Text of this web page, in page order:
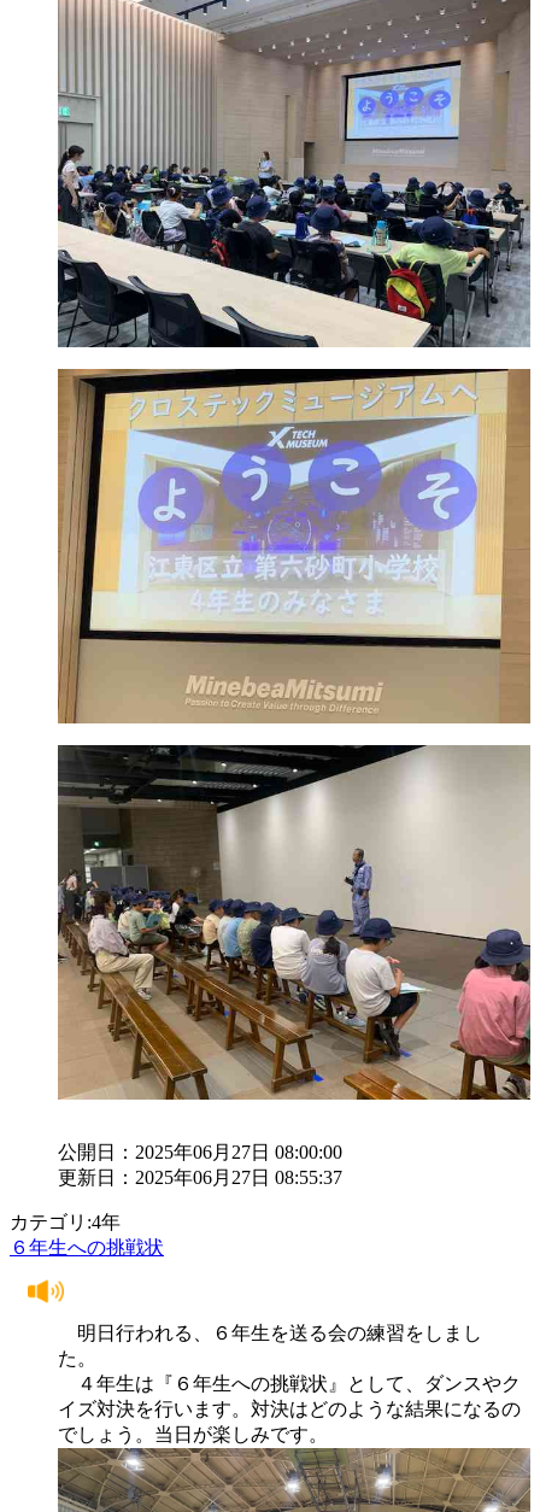
公開日：2025年06月27日 08:00:00
更新日：2025年06月27日 08:55:37
カテゴリ:4年
６年生への挑戦状
明日行われる、６年生を送る会の練習をしまし
た。
４年生は『６年生への挑戦状』として、ダンスやク
イズ対決を行います。対決はどのような結果になるの
でしょう。当日が楽しみです。